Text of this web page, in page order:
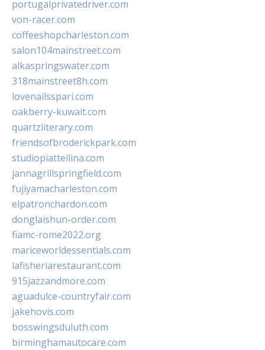
portugalprivatedriver.com
von-racer.com
coffeeshopcharleston.com
salon104mainstreet.com
alkaspringswater.com
318mainstreet8h.com
lovenailsspari.com
oakberry-kuwait.com
quartzliterary.com
friendsofbroderickpark.com
studiopiattellina.com
jannagrillspringfield.com
fujiyamacharleston.com
elpatronchardon.com
donglaishun-order.com
fiamc-rome2022.org
mariceworldessentials.com
lafisheriarestaurant.com
915jazzandmore.com
aguadulce-countryfair.com
jakehovis.com
bosswingsduluth.com
birminghamautocare.com